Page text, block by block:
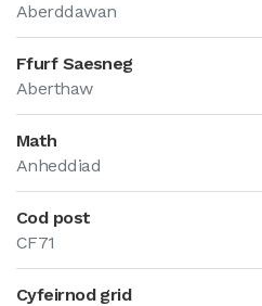
Aberddawan
Ffurf Saesneg
Aberthaw
Math
Anheddiad
Cod post
CF71
Cyfeirnod grid